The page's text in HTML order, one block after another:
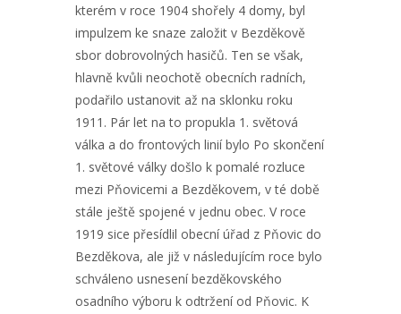
kterém v roce 1904 shořely 4 domy, byl
impulzem ke snaze založit v Bezděkově
sbor dobrovolných hasičů. Ten se však,
hlavně kvůli neochotě obecních radních,
podařilo ustanovit až na sklonku roku
1911. Pár let na to propukla 1. světová
válka a do frontových linií bylo Po skončení
1. světové války došlo k pomalé rozluce
mezi Pňovicemi a Bezděkovem, v té době
stále ještě spojené v jednu obec. V roce
1919 sice přesídlil obecní úřad z Pňovic do
Bezděkova, ale již v následujícím roce bylo
schváleno usnesení bezděkovského
osadního výboru k odtržení od Pňovic. K